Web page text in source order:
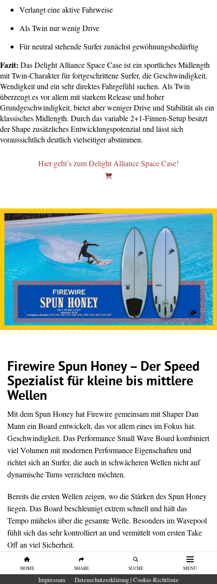
HOME SHARE SUCHE MENÜ
Verlangt eine aktive Fahrweise
Als Twin nur wenig Drive
Für neutral stehende Surfer zunächst gewöhnungsbedürftig
Fazit: Das Delight Alliance Space Case ist ein sportliches Midlength
mit Twin-Charakter für fortgeschrittene Surfer, die Geschwindigkeit,
Wendigkeit und ein sehr direktes Fahrgefühl suchen. Als Twin
überzeugt es vor allem mit starkem Release und hoher
Grundgeschwindigkeit, bietet aber weniger Drive und Stabilität als ein
klassisches Midlength. Durch das variable 2+1-Finnen-Setup besitzt
der Shape zusätzliches Entwicklungspotenzial und lässt sich
voraussichtlich deutlich vielseitiger abstimmen.
Hier geht’s zum Delight Alliance Space Case!
Firewire Spun Honey – Der Speed
Spezialist für kleine bis mittlere
Wellen
Mit dem Spun Honey hat Firewire gemeinsam mit Shaper Dan
Mann ein Board entwickelt, das vor allem eines im Fokus hat.
Geschwindigkeit. Das Performance Small Wave Board kombiniert
viel Volumen mit modernen Performance Eigenschaften und
richtet sich an Surfer, die auch in schwächeren Wellen nicht auf
dynamische Turns verzichten möchten.
Bereits die ersten Wellen zeigen, wo die Stärken des Spun Honey
liegen. Das Board beschleunigt extrem schnell und hält das
Tempo mühelos über die gesamte Welle. Besonders im Wavepool
fühlt sich das sehr kontrolliert an und vermittelt vom ersten Take
Off an viel Sicherheit.
Trotz der großzügigen Outline wirkt das Board nie träge. Dank
des tiefen Single Concaves mit Double Concave und der scharfen
Impressum Datenschutzerklärung | Cookie-Richtlinie